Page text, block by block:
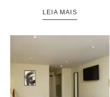
LEIA MAIS